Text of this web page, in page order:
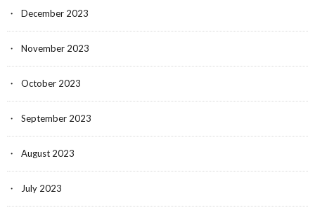
December 2023
November 2023
October 2023
September 2023
August 2023
July 2023